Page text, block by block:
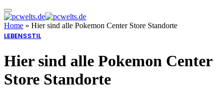
Home » Hier sind alle Pokemon Center Store Standorte
LEBENSSTIL
Hier sind alle Pokemon Center
Store Standorte